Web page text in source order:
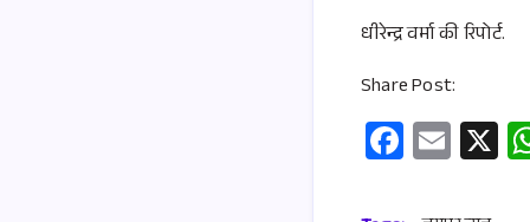
धीरेन्द्र वर्मा की रिपोर्ट.
Share Post:
Fa
ce
E
m
X